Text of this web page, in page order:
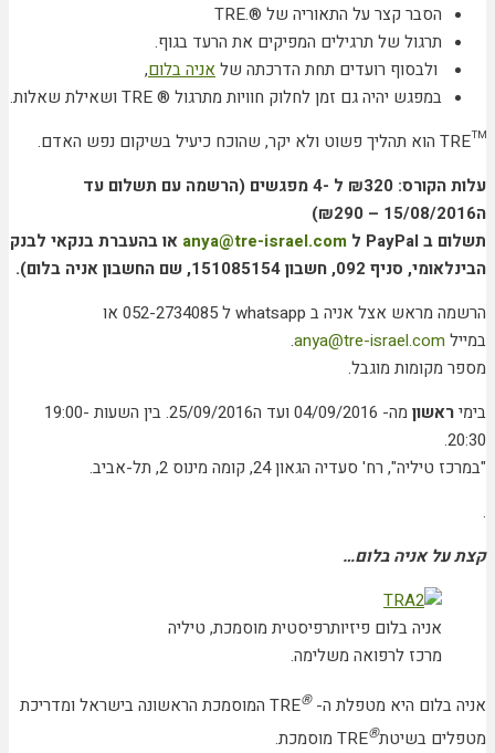
הסבר קצר על התאוריה של ®TRE.
תרגול של תרגילים המפיקים את הרעד בגוף.
ולבסוף רועדים תחת הדרכתה של אניה בלום,
במפגש יהיה גם זמן לחלוק חוויות מתרגול ®
™TRE הוא תהליך פשוט ולא יקר, שהוכח כיעיל בשיקום נפש האדם.
עלות הקורס:
₪320 ל -4 מפגשים (הרשמה עם תשלום עד
ה15/08/2016 – ₪290)
תשלום ב PayPal ל
anya@tre-israel.com או בהעברת בנקאי לבנק
הבינלאומי, סניף 092, חשבון 151085154, שם החשבון אניה בלום).
הרשמה מראש אצל אניה ב whatsapp ל 052-2734085 או
במייל anya@tre-israel.com
.
מספר מקומות מוגבל.
בימיראשון
מה- 04/09/2016 ועד ה25/09/2016. בין השעות 19:00-
20:30.
"במרכז טיליה", רח' סעדיה הגאון 24, קומה מינוס 2, תל-אביב.
.
קצת על אניה בלום…
אניה בלום פיזיותרפיסטית מוסמכת, טיליה
מרכז לרפואה משלימה.
אניה בלום היא מטפלת ה-®
TRE המוסמכת הראשונה בישראל ומדריכת
מטפלים בשיטת®TRE מוסמכת.